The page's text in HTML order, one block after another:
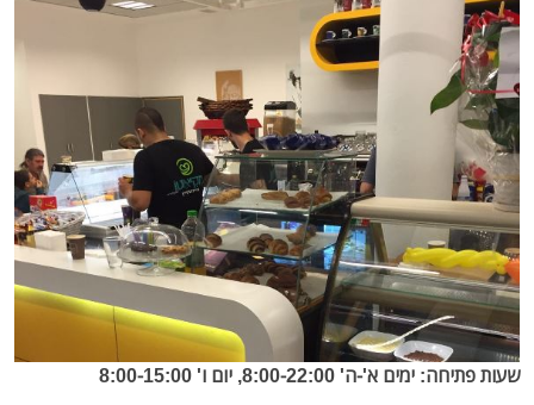
שעות פתיחה: ימים א'-ה' 8:00-22:00, יום ו' 8:00-15:00